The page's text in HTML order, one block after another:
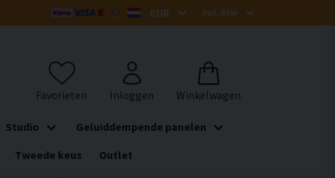
Studio
Geluiddempende panelen
Tweede keus Outlet